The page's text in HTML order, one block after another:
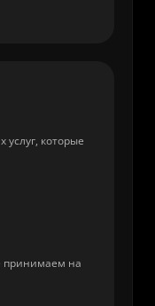
услуг, которые
принимаем на